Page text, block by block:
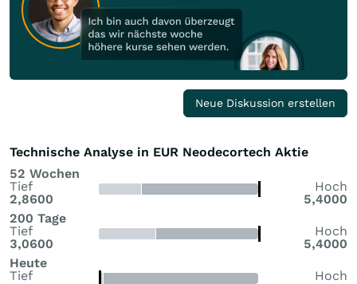
Neue Diskussion erstellen
Technische Analyse in EUR Neodecortech Aktie
52 Wochen
Tief
2,8600
Hoch
5,4000
200 Tage
Tief
3,0600
Hoch
5,4000
Heute
Tief
Hoch